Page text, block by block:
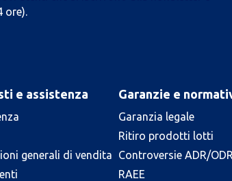
ore).
e assistenza
generali di vendita
Garanzie e
Garanzia legale
Ritiro prodotti lotti
Controversie ADR/ODR
RAEE